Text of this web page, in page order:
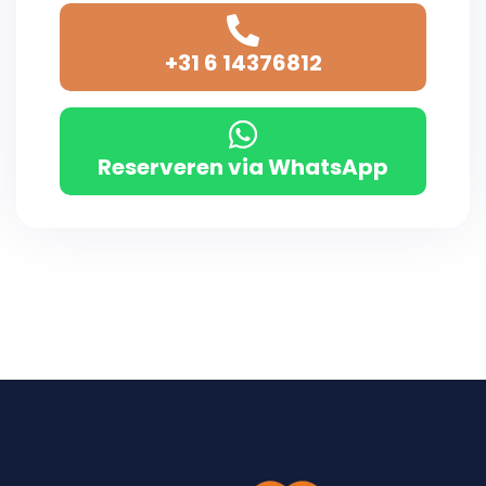
+31 6 14376812
Reserveren via WhatsApp